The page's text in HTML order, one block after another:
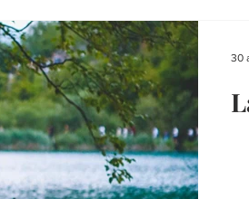
30